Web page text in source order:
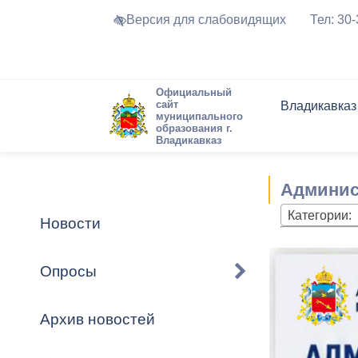
Версия для слабовидящих Тел:
Официальный
сайт
муниципального
образования г.
Владикавказ
Владикавказ
Устав
Города-
городского
Торги и
Программа
Формы
Обратная
Комиссии
График
Новостная
Актуально
Новости
Опросы
Архив новостей
Категории: